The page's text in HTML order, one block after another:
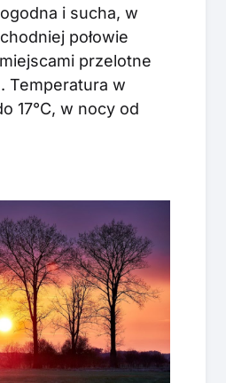
i sucha, w
połowie
przelotne
Temperatura w
17°C, w nocy od